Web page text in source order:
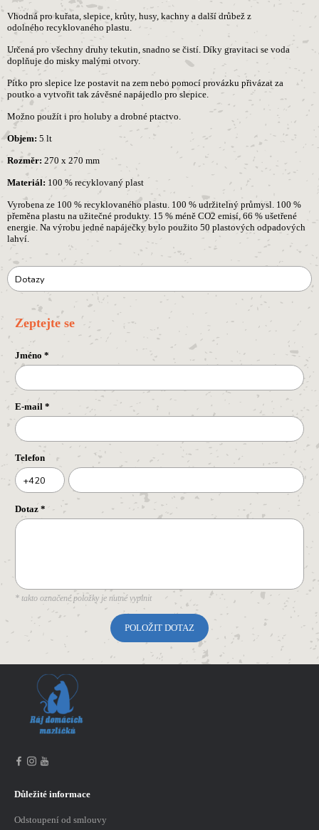
Vhodná pro kuřata, slepice, krůty, husy, kachny a další drůbež z
odolného recyklovaného plastu.
Určená pro všechny druhy tekutin, snadno se čistí. Díky gravitaci se voda
doplňuje do misky malými otvory.
Pítko pro slepice lze postavit na zem nebo pomocí provázku přivázat za
poutko a vytvořit tak závěsné napájedlo pro slepice.
Možno použít i pro holuby a drobné ptactvo.
Objem: 5 lt
Rozměr: 270 x 270 mm
Materiál: 100 % recyklovaný plast
Vyrobena ze 100 % recyklovaného plastu. 100 % udržitelný průmysl. 100 %
přeměna plastu na užitečné produkty. 15 % méně CO2 emisí, 66 % ušetřené
energie. Na výrobu jedné napáječky bylo použito 50 plastových odpadových
lahví.
Dotazy
Zeptejte se
Jméno *
E-mail *
Telefon
+420
Dotaz *
* takto označené položky je nutné vyplnit
Důležité informace
Odstoupení od smlouvy